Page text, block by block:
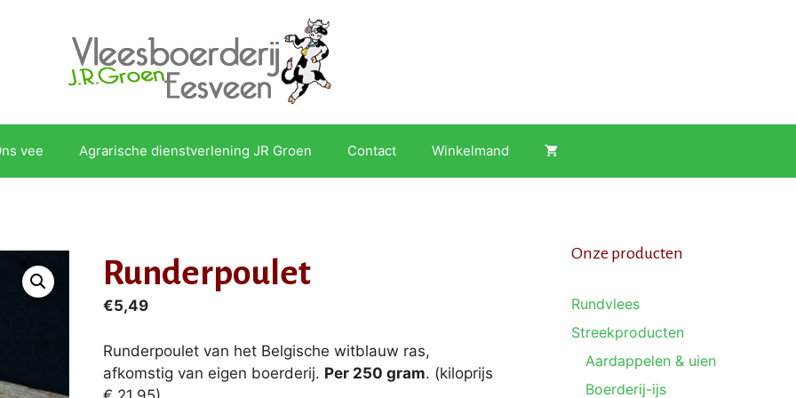
vee Agrarische dienstverlening JR Groen Contact Winkelmand
Runderpoulet
€5,49
Runderpoulet van het Belgische witblauw ras,
afkomstig van eigen boerderij. Per 250 gram. (kiloprijs
Onze producten
Rundvlees
Streekproducten
Aardappelen & uien
Boerderij-ijs